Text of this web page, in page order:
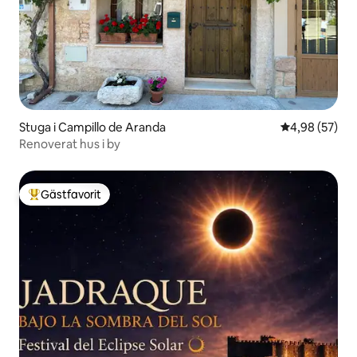
Stuga i Campillo de Aranda 4,98 av 5 i
4,98 (57)
Renoverat hus i by
Populär gästfavorit
Gästfavorit